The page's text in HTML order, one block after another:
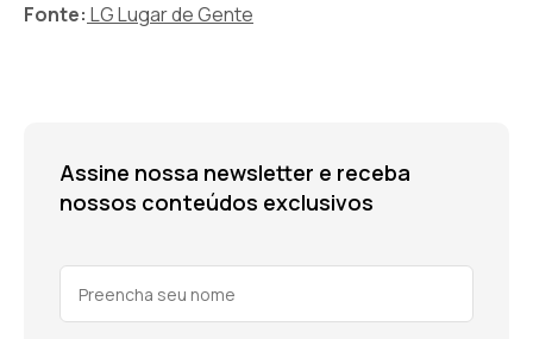
Fonte: LG Lugar de Gente
Assine nossa newsletter e receba
nossos conteúdos exclusivos